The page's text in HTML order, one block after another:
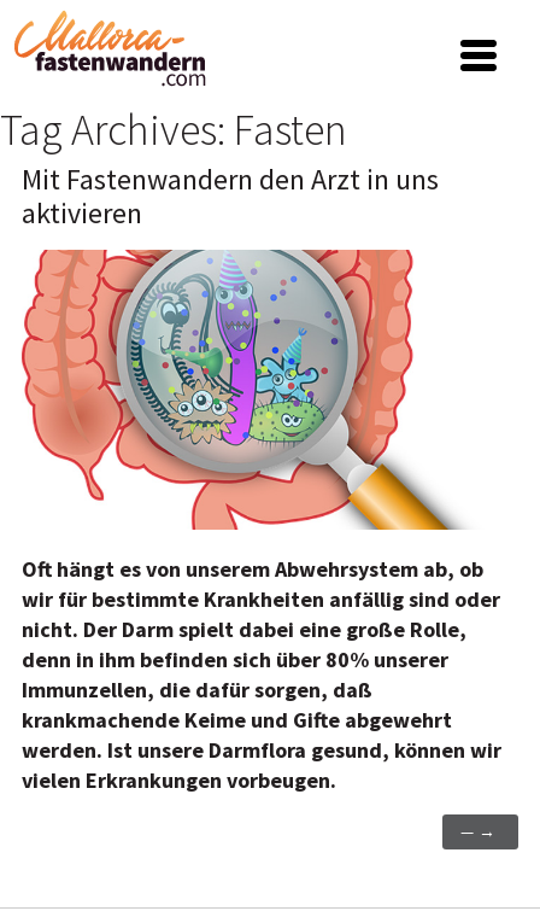
Tag Archives: Fasten
Mit Fastenwandern den Arzt in uns
aktivieren
Oft hängt es von unserem Abwehrsystem ab, ob
wir für bestimmte Krankheiten anfällig sind oder
nicht. Der Darm spielt dabei eine große Rolle,
denn in ihm befinden sich über 80% unserer
Immunzellen, die dafür sorgen, daß
krankmachende Keime und Gifte abgewehrt
werden. Ist unsere Darmflora gesund, können wir
vielen Erkrankungen vorbeugen.
—→